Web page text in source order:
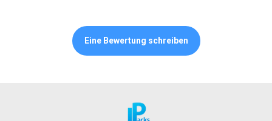
Eine Bewertung schreiben